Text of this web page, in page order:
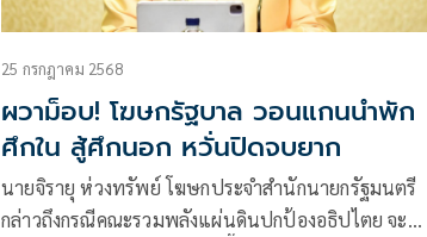
25 กรกฎาคม 2568
ผวาม็อบ! โฆษกรัฐบาล วอนแกนนำพัก
ศึกใน สู้ศึกนอก หวั่นปิดจบยาก
นายจิรายุ ห่วงทรัพย์ โฆษกประจำสำนักนายกรัฐมนตรี
กล่าวถึงกรณีคณะรวมพลังแผ่นดินปกป้องอธิปไตย จะ